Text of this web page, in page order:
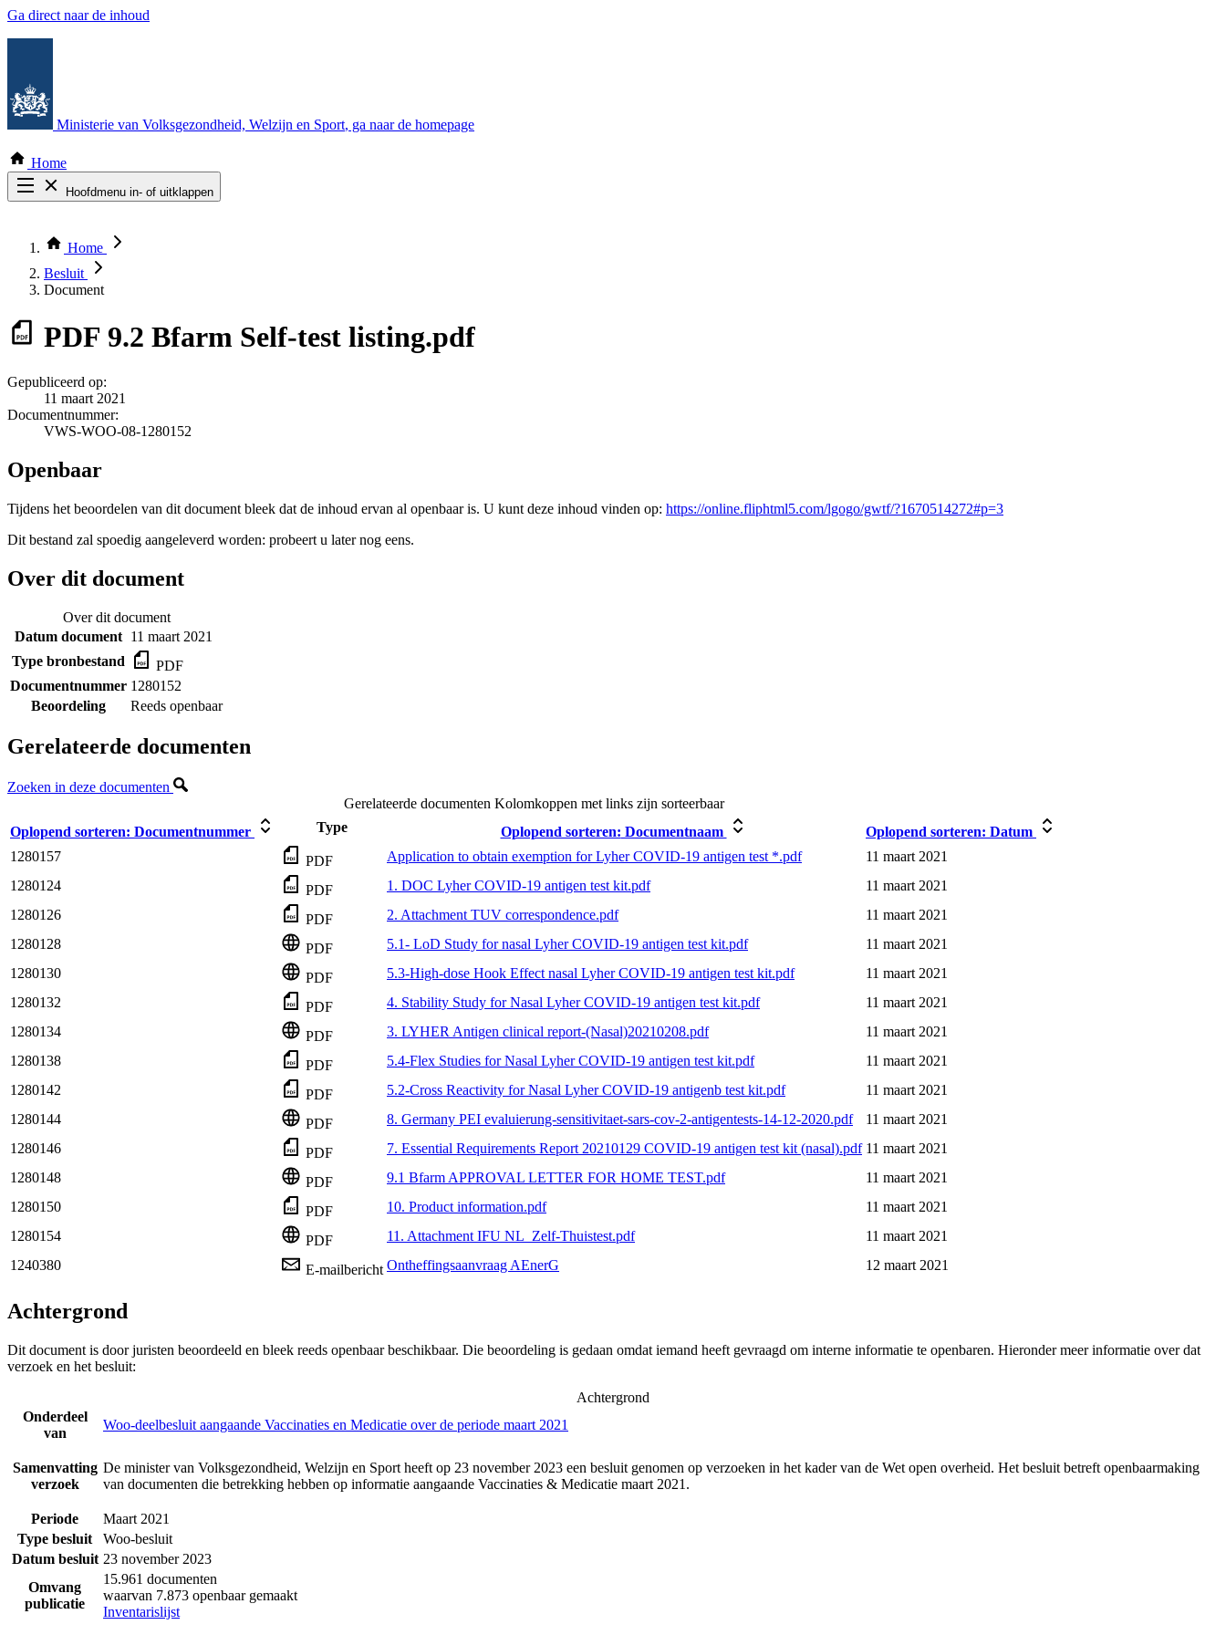
Ga direct naar de inhoud
Ministerie van Volksgezondheid, Welzijn en Sport, ga naar de homepage
Home
Hoofdmenu in- of uitklappen
Thema COVID-19
Bekijk per bestuursorgaan
Home
Besluit
Document
PDF 9.2 Bfarm Self-test listing.pdf
Gepubliceerd op:
11 maart 2021
Documentnummer:
VWS-WOO-08-1280152
Openbaar
Tijdens het beoordelen van dit document bleek dat de inhoud ervan al openbaar is. U kunt deze inhoud vinden op: https://online.fliphtml5.com/lgogo/gwtf/?1670514272#p=3
Dit bestand zal spoedig aangeleverd worden: probeert u later nog eens.
Over dit document
Over dit document
Datum document 11 maart 2021
Type bronbestand
PDF
Documentnummer 1280152
Beoordeling
Reeds openbaar
Gerelateerde documenten
Zoeken in deze documenten
Gerelateerde documenten Kolomkoppen met links zijn sorteerbaar
Oplopend sorteren: Documentnummer Type Oplopend sorteren: Documentnaam Oplopend sorteren: Datum
1280157
PDF Application to obtain exemption for Lyher COVID-19 antigen test *.pdf
11 maart 2021
1280124
PDF 1. DOC Lyher COVID-19 antigen test kit.pdf
11 maart 2021
1280126
PDF 2. Attachment TUV correspondence.pdf
11 maart 2021
1280128
PDF 5.1- LoD Study for nasal Lyher COVID-19 antigen test kit.pdf
11 maart 2021
1280130
PDF 5.3-High-dose Hook Effect nasal Lyher COVID-19 antigen test kit.pdf
11 maart 2021
1280132
PDF 4. Stability Study for Nasal Lyher COVID-19 antigen test kit.pdf
11 maart 2021
1280134
PDF 3. LYHER Antigen clinical report-(Nasal)20210208.pdf
11 maart 2021
1280138
PDF 5.4-Flex Studies for Nasal Lyher COVID-19 antigen test kit.pdf
11 maart 2021
1280142
PDF 5.2-Cross Reactivity for Nasal Lyher COVID-19 antigenb test kit.pdf
11 maart 2021
1280144
PDF 8. Germany PEI evaluierung-sensitivitaet-sars-cov-2-antigentests-14-12-2020.pdf
11 maart 2021
1280146
PDF 7. Essential Requirements Report 20210129 COVID-19 antigen test kit (nasal).pdf 11 maart 2021
1280148
PDF 9.1 Bfarm APPROVAL LETTER FOR HOME TEST.pdf
11 maart 2021
1280150
PDF 10. Product information.pdf
11 maart 2021
1280154
PDF 11. Attachment IFU NL_Zelf-Thuistest.pdf
11 maart 2021
1240380
E-mailbericht Ontheffingsaanvraag AEnerG 12 maart 2021
Achtergrond
Dit document is door juristen beoordeeld en bleek reeds openbaar beschikbaar. Die beoordeling is gedaan omdat iemand heeft gevraagd om interne informatie te openbaren. Hieronder meer informatie over dat
verzoek en het besluit:
Achtergrond
Onderdeel
van
Woo-deelbesluit aangaande Vaccinaties en Medicatie over de periode maart 2021
Samenvatting
verzoek
De minister van Volksgezondheid, Welzijn en Sport heeft op 23 november 2023 een besluit genomen op verzoeken in het kader van de Wet open overheid. Het besluit betreft openbaarmaking
van documenten die betrekking hebben op informatie aangaande Vaccinaties & Medicatie maart 2021.
Periode
Maart 2021
Type besluit
Woo-besluit
Datum besluit 23 november 2023
Omvang
publicatie
15.961 documenten
waarvan 7.873 openbaar gemaakt
Inventarislijst